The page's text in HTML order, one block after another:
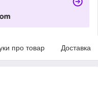
про товар Доставка